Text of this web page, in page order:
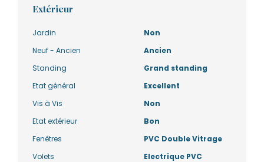
Extérieur
Jardin
Non
Neuf - Ancien
Ancien
Standing
Grand standing
Etat général
Excellent
Vis à Vis
Non
Etat extérieur
Bon
Fenêtres
PVC Double Vitrage
Volets
Electrique PVC